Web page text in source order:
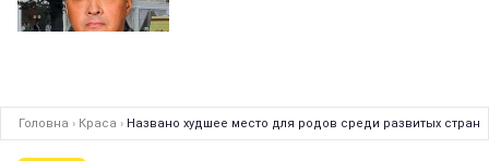
Головна › Краса › Названо худшее место для родов среди развитых стран